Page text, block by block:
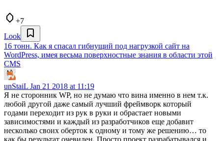
+7
Look
16 тонн. Как я спасал гибнущий под нагрузкой сайт на
WordPress, имея весьма поверхностные знания в области этой
CMS
unStaiL Jan 21 2018 at 11:19
Я не сторонник WP, но не думаю что вина именно в нем т.к.
любой другой даже самый лучший фреймворк который
годами переходит из рук в руки и обрастает новыми
зависимостями и каждый из разработчиков еще добавит
несколько своих оберток к одному и тому же решению… то
как бы результат очевиден. Просто проект разрабатывался и